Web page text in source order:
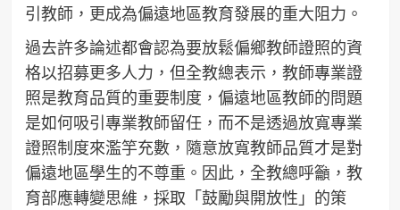
引教師，更成為偏遠地區教育發展的重大阻力。
過去許多論述都會認為要放鬆偏鄉教師證照的資
格以招募更多人力，但全教總表示，教師專業證
照是教育品質的重要制度，偏遠地區教師的問題
是如何吸引專業教師留任，而不是透過放寬專業
證照制度來濫竽充數，隨意放寬教師品質才是對
偏遠地區學生的不尊重。因此，全教總呼籲，教
育部應轉變思維，採取「鼓勵與開放性」的策